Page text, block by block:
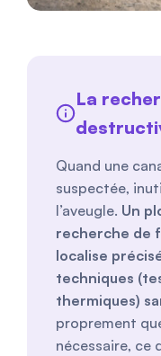
La
Quand une
suspectée,
l’aveugle. Un
recherche de
localise
techniques
thermiques)
proprement
nécessaire, ce